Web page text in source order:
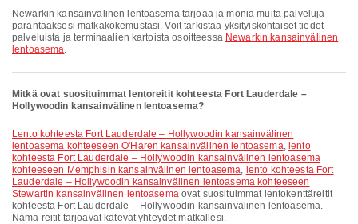
Newarkin kansainvälinen lentoasema tarjoaa ja monia muita palveluja
parantaaksesi matkakokemustasi. Voit tarkistaa yksityiskohtaiset tiedot
palveluista ja terminaalien kartoista osoitteessa Newarkin kansainvälinen
lentoasema.
Mitkä ovat suosituimmat lentoreitit kohteesta Fort Lauderdale –
Hollywoodin kansainvälinen lentoasema?
lento kohteesta Fort Lauderdale – Hollywoodin kansainvälinen
lentoasema kohteeseen O'Haren kansainvälinen lentoasema, lento
kohteesta Fort Lauderdale – Hollywoodin kansainvälinen lentoasema
kohteeseen Memphisin kansainvälinen lentoasema, lento kohteesta Fort
Lauderdale – Hollywoodin kansainvälinen lentoasema kohteeseen
Stewartin kansainvälinen lentoasemaovat suosituimmat lentokenttäreitit
kohteesta Fort Lauderdale – Hollywoodin kansainvälinen lentoasema.
Nämä reitit tarjoavat kätevät yhteydet matkallesi.